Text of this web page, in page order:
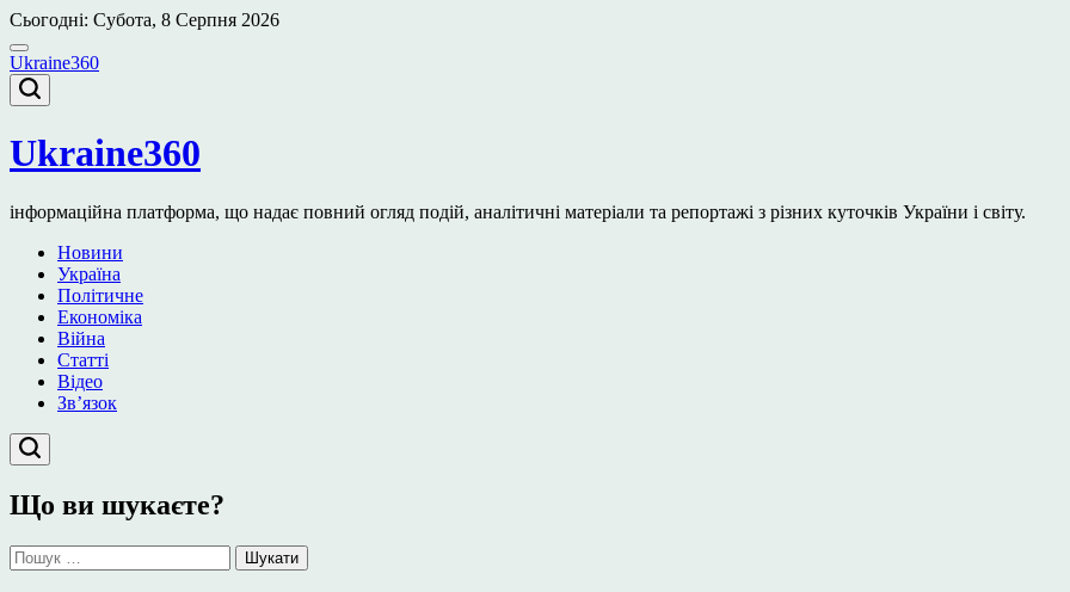
Перейти
до
вмісту
Сьогодні: Субота, 8 Серпня 2026
Ukraine360
Ukraine360
інформаційна платформа, що надає повний огляд подій, аналітичні матеріали та репортажі з різних куточків України і світу.
Новини
Україна
Політичне
Економіка
Війна
Статті
Відео
Зв’язок
Що ви шукаєте?
Пошук: